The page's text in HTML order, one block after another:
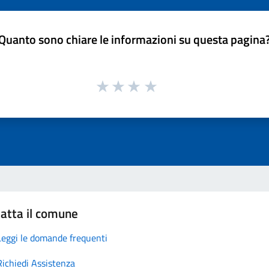
sono chiare le informazioni su questa
il comune
le domande frequenti
Assistenza